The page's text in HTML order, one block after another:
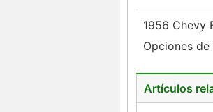
1956 Chevy
Opciones
Artículos